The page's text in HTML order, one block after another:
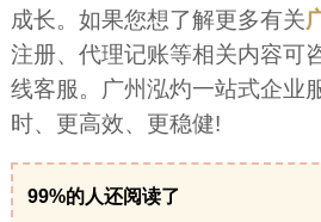
成长。如果您想了解更多有关
注册、代理记账等相关内容可
线客服。广州泓灼一站式企业
时、更高效、更稳健!
99%的人还阅读了